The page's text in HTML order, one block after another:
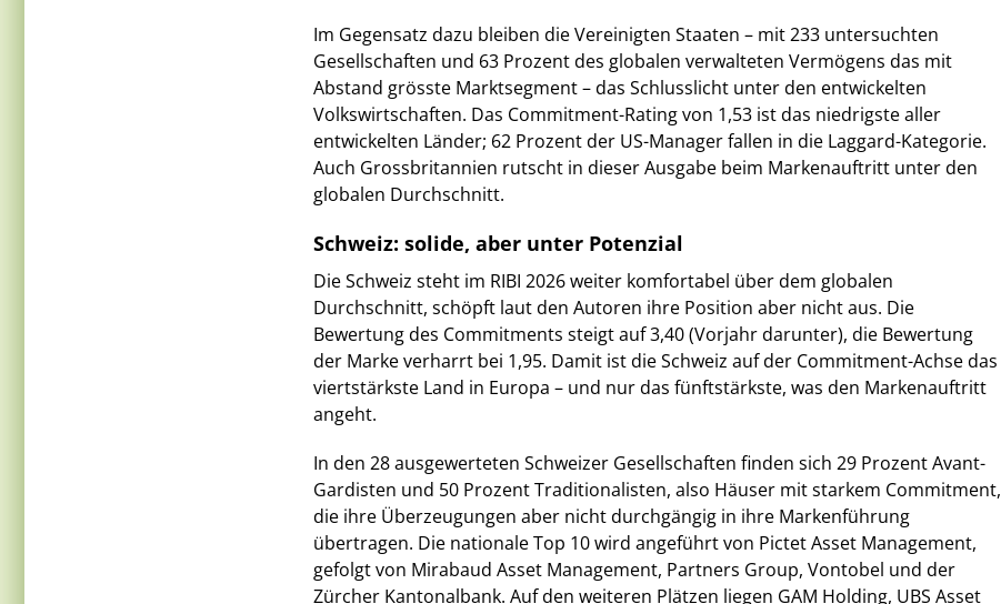
Im Gegensatz dazu bleiben die Vereinigten Staaten – mit 233 untersuchten
Gesellschaften und 63 Prozent des globalen verwalteten Vermögens das mit
Abstand grösste Marktsegment – das Schlusslicht unter den entwickelten
Volkswirtschaften. Das Commitment-Rating von 1,53 ist das niedrigste aller
entwickelten Länder; 62 Prozent der US-Manager fallen in die Laggard-Kategorie.
Auch Grossbritannien rutscht in dieser Ausgabe beim Markenauftritt unter den
globalen Durchschnitt.
Schweiz: solide, aber unter Potenzial
Die Schweiz steht im RIBI 2026 weiter komfortabel über dem globalen
Durchschnitt, schöpft laut den Autoren ihre Position aber nicht aus. Die
Bewertung des Commitments steigt auf 3,40 (Vorjahr darunter), die Bewertung
der Marke verharrt bei 1,95. Damit ist die Schweiz auf der Commitment-Achse das
viertstärkste Land in Europa – und nur das fünftstärkste, was den Markenauftritt
angeht.
In den 28 ausgewerteten Schweizer Gesellschaften finden sich 29 Prozent Avant-
Gardisten und 50 Prozent Traditionalisten, also Häuser mit starkem Commitment,
die ihre Überzeugungen aber nicht durchgängig in ihre Markenführung
übertragen. Die nationale Top 10 wird angeführt von Pictet Asset Management,
gefolgt von Mirabaud Asset Management, Partners Group, Vontobel und der
Zürcher Kantonalbank. Auf den weiteren Plätzen liegen GAM Holding, UBS Asset